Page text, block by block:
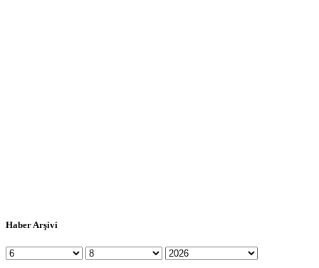
Haber Arşivi